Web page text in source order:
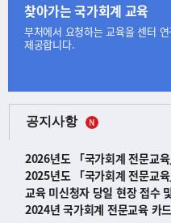
공지사항
2026년도 「국가회계 전문교
2025년도 「국가회계 전문교
교육 미신청자 당일 현장 접수
2024년 국가회계 전문교육 카
찾아가는 국가회계 교육
부처에서 요청하는 교육을 센터
제공합니다.